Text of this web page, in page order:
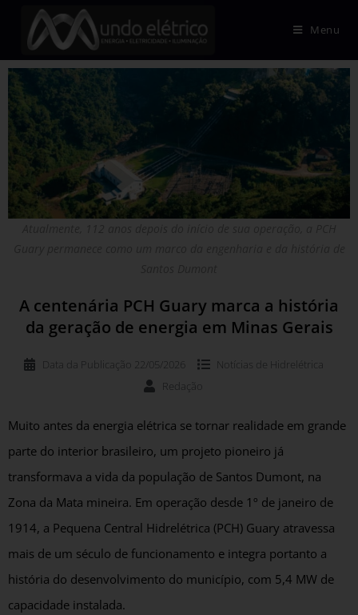
Menu
A centenária PCH Guary marca a história
da geração de energia em Minas Gerais
Data da Publicação 22/05/2026 Notícias de
Hidrelétrica
Redação
Muito antes da energia elétrica se tornar realidade em grande
parte do interior brasileiro, um projeto pioneiro já
transformava a vida da população de Santos Dumont, na
Zona da Mata mineira. Em operação desde 1º de janeiro de
1914, a Pequena Central Hidrelétrica (PCH) Guary atravessa
mais de um século de funcionamento e integra portanto a
história do desenvolvimento do município, com 5,4 MW de
capacidade instalada.